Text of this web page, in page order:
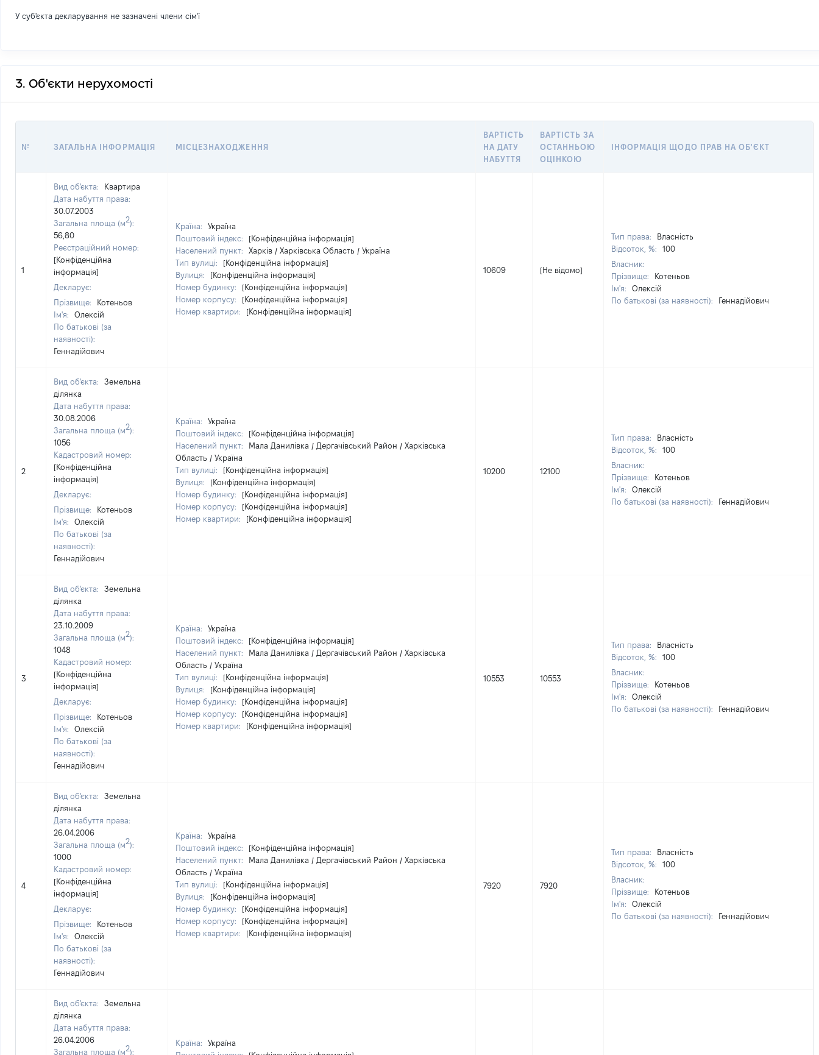
У суб'єкта декларування не зазначені члени сім'ї
3. Об'єкти нерухомості
№ ЗАГАЛЬНА ІНФОРМАЦІЯ МІСЦЕЗНАХОДЖЕННЯ
ВАРТІСТЬ
НА ДАТУ
НАБУТТЯ
ВАРТІСТЬ ЗА
ОСТАННЬОЮ
ОЦІНКОЮ
ІНФОРМАЦІЯ ЩОДО ПРАВ НА ОБ'ЄКТ
1
Вид об'єкта:
Квартира
Дата набуття права:
30.07.2003
Загальна площа (м2):
56,80
Реєстраційний номер:
[Конфіденційна
інформація]
Декларує:
Прізвище:
Котеньов
Ім'я:
Олексій
По батькові (за
наявності):
Геннадійович
Країна:
Україна
Поштовий індекс:
[Конфіденційна інформація]
Населений пункт:
Харків / Харківська Область / Україна
Тип вулиці:
[Конфіденційна інформація]
Вулиця:
[Конфіденційна інформація]
Номер будинку:
[Конфіденційна інформація]
Номер корпусу:
[Конфіденційна інформація]
Номер квартири:
[Конфіденційна інформація]
10609 [Не відомо]
Тип права:
Власність
Відсоток, %:
100
Власник:
Прізвище:
Котеньов
Ім'я:
Олексій
По батькові (за наявності):
Геннадійович
2
Вид об'єкта:
Земельна
ділянка
Дата набуття права:
30.08.2006
Загальна площа (м2):
1056
Кадастровий номер:
[Конфіденційна
інформація]
Декларує:
Прізвище:
Котеньов
Ім'я:
Олексій
По батькові (за
наявності):
Геннадійович
Країна:
Україна
Поштовий індекс:
[Конфіденційна інформація]
Населений пункт:
Мала Данилівка / Дергачівський Район / Харківська
Область / Україна
Тип вулиці:
[Конфіденційна інформація]
Вулиця:
[Конфіденційна інформація]
Номер будинку:
[Конфіденційна інформація]
Номер корпусу:
[Конфіденційна інформація]
Номер квартири:
[Конфіденційна інформація]
10200 12100
Тип права:
Власність
Відсоток, %:
100
Власник:
Прізвище:
Котеньов
Ім'я:
Олексій
По батькові (за наявності):
Геннадійович
3
Вид об'єкта:
Земельна
ділянка
Дата набуття права:
23.10.2009
Загальна площа (м2):
1048
Кадастровий номер:
[Конфіденційна
інформація]
Декларує:
Прізвище:
Котеньов
Ім'я:
Олексій
По батькові (за
наявності):
Геннадійович
Країна:
Україна
Поштовий індекс:
[Конфіденційна інформація]
Населений пункт:
Мала Данилівка / Дергачівський Район / Харківська
Область / Україна
Тип вулиці:
[Конфіденційна інформація]
Вулиця:
[Конфіденційна інформація]
Номер будинку:
[Конфіденційна інформація]
Номер корпусу:
[Конфіденційна інформація]
Номер квартири:
[Конфіденційна інформація]
10553 10553
Тип права:
Власність
Відсоток, %:
100
Власник:
Прізвище:
Котеньов
Ім'я:
Олексій
По батькові (за наявності):
Геннадійович
4
Вид об'єкта:
Земельна
ділянка
Дата набуття права:
26.04.2006
Загальна площа (м2):
1000
Кадастровий номер:
[Конфіденційна
інформація]
Декларує:
Прізвище:
Котеньов
Ім'я:
Олексій
По батькові (за
наявності):
Геннадійович
Країна:
Україна
Поштовий індекс:
[Конфіденційна інформація]
Населений пункт:
Мала Данилівка / Дергачівський Район / Харківська
Область / Україна
Тип вулиці:
[Конфіденційна інформація]
Вулиця:
[Конфіденційна інформація]
Номер будинку:
[Конфіденційна інформація]
Номер корпусу:
[Конфіденційна інформація]
Номер квартири:
[Конфіденційна інформація]
7920 7920
Тип права:
Власність
Відсоток, %:
100
Власник:
Прізвище:
Котеньов
Ім'я:
Олексій
По батькові (за наявності):
Геннадійович
Вид об'єкта:
Земельна
ділянка
Дата набуття права:
26.04.2006
Загальна площа (м2):
Країна:
Україна